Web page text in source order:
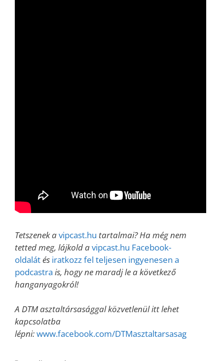
Tetszenek avipcast.hu tartalmai? Ha még nem
tetted meg, lájkold avipcast.hu Facebook-
oldalátés iratkozz fel teljesen ingyenesen a
podcastra is, hogy ne maradj le a következő
hanganyagokról!
A DTM asztaltársasággal közvetlenül itt lehet
kapcsolatba
lépni:www.facebook.com/DTMasztaltarsasag